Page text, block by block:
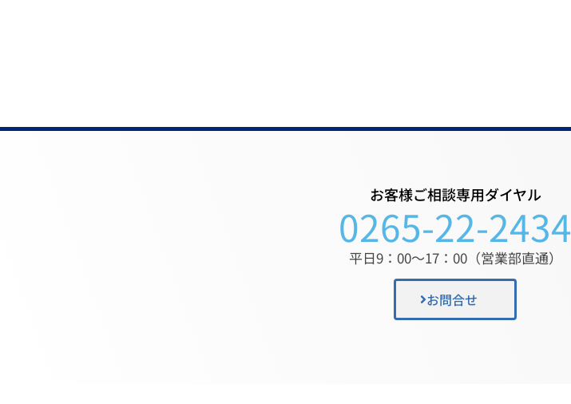
お客様ご相談専用ダイヤル
0265-22-2434
平日9：00〜17：00（営業部直通）
お問合せ